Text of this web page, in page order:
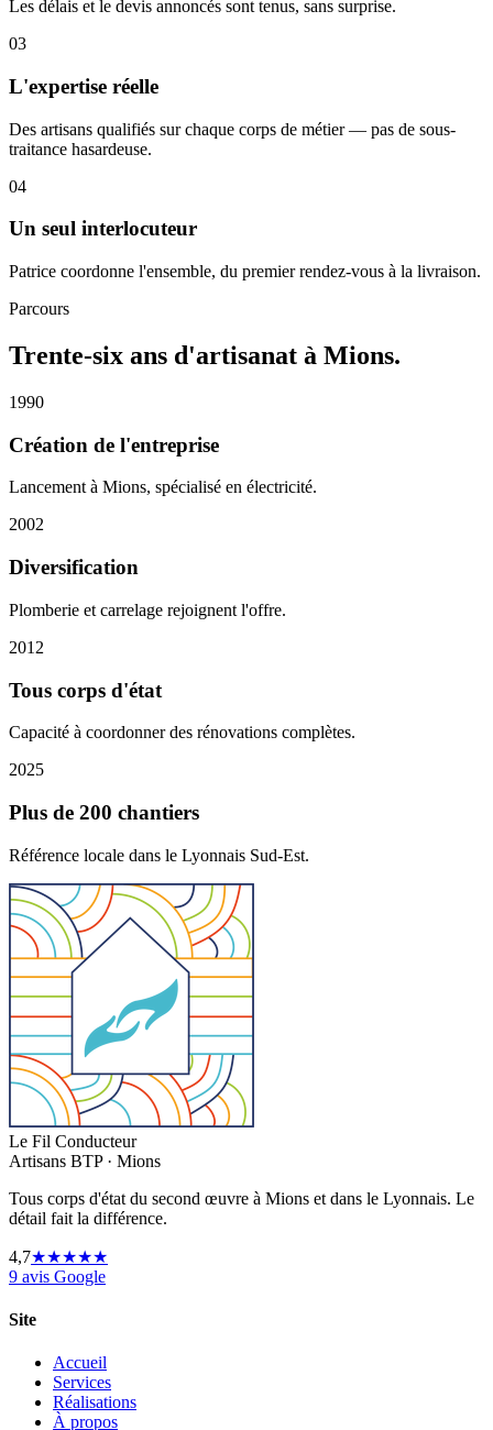
Les délais et le devis annoncés sont tenus, sans surprise.
03
L'expertise réelle
Des artisans qualifiés sur chaque corps de métier — pas de sous-
traitance hasardeuse.
04
Un seul interlocuteur
Patrice coordonne l'ensemble, du premier rendez-vous à la livraison.
Parcours
Trente-six ans d'artisanat à Mions.
1990
Création de l'entreprise
Lancement à Mions, spécialisé en électricité.
2002
Diversification
Plomberie et carrelage rejoignent l'offre.
2012
Tous corps d'état
Capacité à coordonner des rénovations complètes.
2025
Plus de 200 chantiers
Référence locale dans le Lyonnais Sud-Est.
Le Fil Conducteur
Artisans BTP · Mions
Tous corps d'état du second œuvre à Mions et dans le Lyonnais. Le
détail fait la différence.
4,7★★★★★
9 avis Google
Site
Accueil
Services
Réalisations
À propos